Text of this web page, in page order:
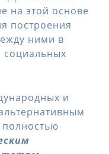
на этой основе
построения
ними в
и